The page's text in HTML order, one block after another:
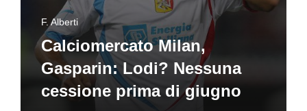
F. Alberti
Calciomercato Milan,
Gasparin: Lodi? Nessuna
cessione prima di giugno